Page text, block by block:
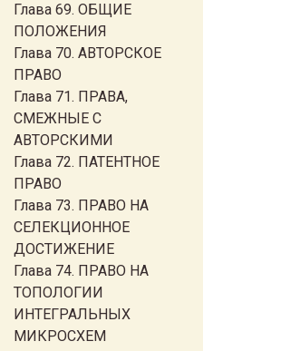
Глава 69. ОБЩИЕ
ПОЛОЖЕНИЯ
Глава 70. АВТОРСКОЕ
ПРАВО
Глава 71. ПРАВА,
СМЕЖНЫЕ С
АВТОРСКИМИ
Глава 72. ПАТЕНТНОЕ
ПРАВО
Глава 73. ПРАВО НА
СЕЛЕКЦИОННОЕ
ДОСТИЖЕНИЕ
Глава 74. ПРАВО НА
ТОПОЛОГИИ
ИНТЕГРАЛЬНЫХ
МИКРОСХЕМ